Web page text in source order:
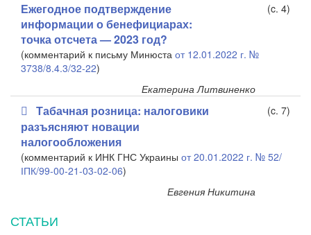
Ежегодное подтверждение
информации о бенефициарах:
точка отсчета — 2023 год?
(c. 4)
(комментарий к письму Минюста от 12.01.2022 г. №
3738/8.4.3/32-22)
Екатерина Литвиненко
Табачная розница: налоговики
разъясняют новации
налогообложения
(c. 7)
(комментарий к ИНК ГНС Украины от 20.01.2022 г. № 52/
ІПК/99-00-21-03-02-06)
Евгения Никитина
СТАТЬИ